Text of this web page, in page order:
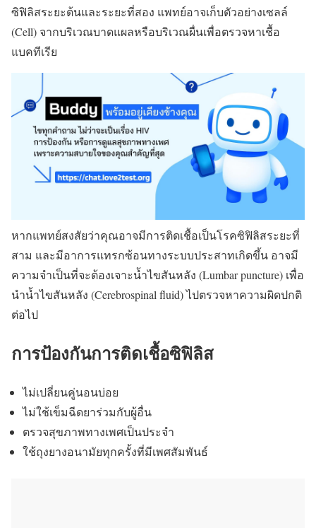
ซิฟิลิสระยะต้นและระยะที่สอง แพทย์อาจเก็บตัวอย่างเซลล์
(Cell) จากบริเวณบาดแผลหรือบริเวณผื่นเพื่อตรวจหาเชื้อ
แบคทีเรีย
หากแพทย์สงสัยว่าคุณอาจมีการติดเชื้อเป็นโรคซิฟิลิสระยะที่
สาม และมีอาการแทรกซ้อนทางระบบประสาทเกิดขึ้น อาจมี
ความจำเป็นที่จะต้องเจาะน้ำไขสันหลัง (Lumbar puncture) เพื่อ
นำน้ำไขสันหลัง (Cerebrospinal fluid) ไปตรวจหาความผิดปกติ
ต่อไป
การป้องกันการติดเชื้อซิฟิลิส
ไม่เปลี่ยนคู่นอนบ่อย
ไม่ใช้เข็มฉีดยาร่วมกับผู้อื่น
ตรวจสุขภาพทางเพศเป็นประจำ
ใช้ถุงยางอนามัยทุกครั้งที่มีเพศสัมพันธ์